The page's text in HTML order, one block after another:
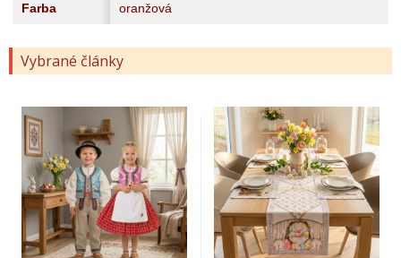
Farba oranžová
Vybrané články